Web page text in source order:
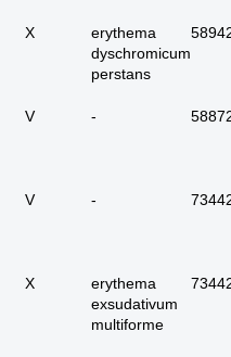
20. alle metastasen
situ
23. tractus digestivus
pancreas)
24. dunne darm totaal
X
erythema
dyschromicum
perstans
V -
V -
X
erythema
exsudativum
multiforme